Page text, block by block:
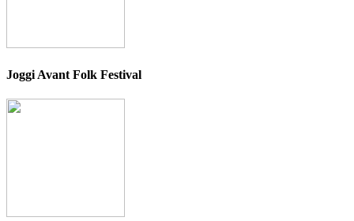
Joggi Avant Folk Festival